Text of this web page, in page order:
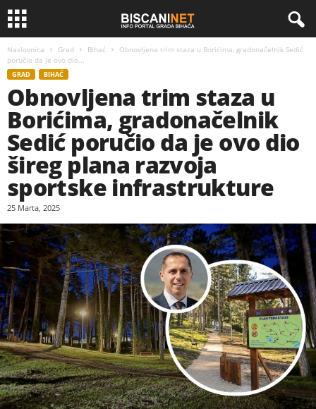
Naslovnica Grad Bihać
Obnovljena trim staza u Borićima, gradonačelnik Sedić
poručio da je ovo dio...
GRAD BIHAĆ
Obnovljena trim staza u
Borićima, gradonačelnik
Sedić poručio da je ovo dio
šireg plana razvoja
sportske infrastrukture
25 Marta, 2025